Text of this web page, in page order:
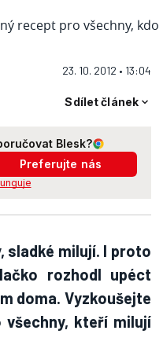
23. 10. 2012 • 13:04
Sdílet článek
Blesk?
Preferujte nás
sladké milují. I proto
rozhodl upéct
doma. Vyzkoušejte
všechny, kteří milují